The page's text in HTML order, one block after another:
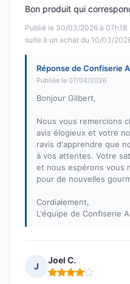
Publié le 30/03/2026 à 07h18
suite à un achat du 10/03/
Bon produit qui
Réponse de Confiserie
Publiée le 07/04/2026
Bonjour Gilbert,
Nous vous remercions
avis élogieux et votre
ravis d'apprendre que
à vos attentes. Votre
et nous espérons vous
pour de nouvelles
Cordialement,
L'équipe de Confiserie
J
Joel C.
Note : 4 sur 5